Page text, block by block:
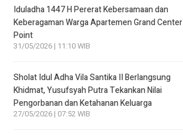
Iduladha 1447 H Pererat Kebersamaan dan
Keberagaman Warga Apartemen Grand Center
Point
31/05/2026 | 11:10 WIB
Sholat Idul Adha Vila Santika II Berlangsung
Khidmat, Yusufsyah Putra Tekankan Nilai
Pengorbanan dan Ketahanan Keluarga
27/05/2026 | 07:52 WIB